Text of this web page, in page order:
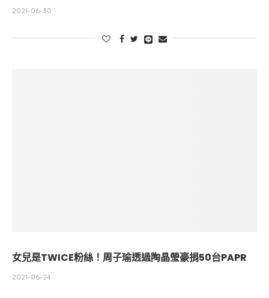
2021-06-30
女兒是TWICE粉絲！周子瑜透過陶晶瑩豪捐50台PAPR
2021-06-24